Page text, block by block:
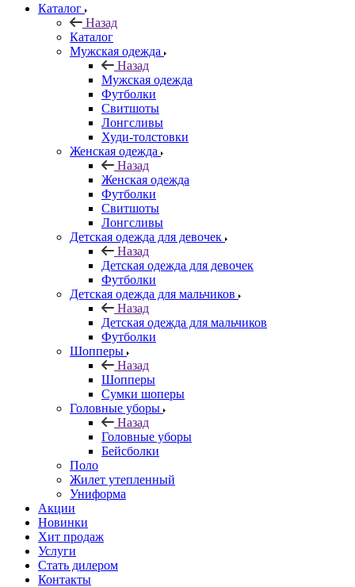
Каталог
Назад
Каталог
Мужская одежда
Назад
Мужская одежда
Футболки
Свитшоты
Лонгсливы
Худи-толстовки
Женская одежда
Назад
Женская одежда
Футболки
Свитшоты
Лонгсливы
Детская одежда для девочек
Назад
Детская одежда для девочек
Футболки
Детская одежда для мальчиков
Назад
Детская одежда для мальчиков
Футболки
Шопперы
Назад
Шопперы
Сумки шоперы
Головные уборы
Назад
Головные уборы
Бейсболки
Поло
Жилет утепленный
Униформа
Акции
Новинки
Хит продаж
Услуги
Стать дилером
Контакты